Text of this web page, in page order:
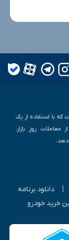
که با استفاده از یک
روز بازار،
دهد.
دانلود برنامه
خرید خودرو